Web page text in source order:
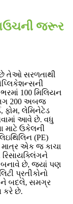
જરૂર
છે તેઓ સરળતાથી
100 મિલિયન
200 અબજ
ફોમ, લેમિનેટેડ
આવે છે. વધુ
માટે ઉકેલની
(PE)
માત્ર એક જ કાચા
રિસાયક્લિંગને
બનાવે છે, જ્યાં પણ
પ્રતીકોનો
ને બદલે, સમગ્ર
કરે છે.